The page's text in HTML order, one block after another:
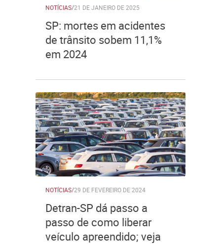
NOTÍCIAS/21 DE JANEIRO DE 2025
SP: mortes em acidentes
de trânsito sobem 11,1%
em 2024
NOTÍCIAS/29 DE FEVEREIRO DE 2024
Detran-SP dá passo a
passo de como liberar
veículo apreendido; veja